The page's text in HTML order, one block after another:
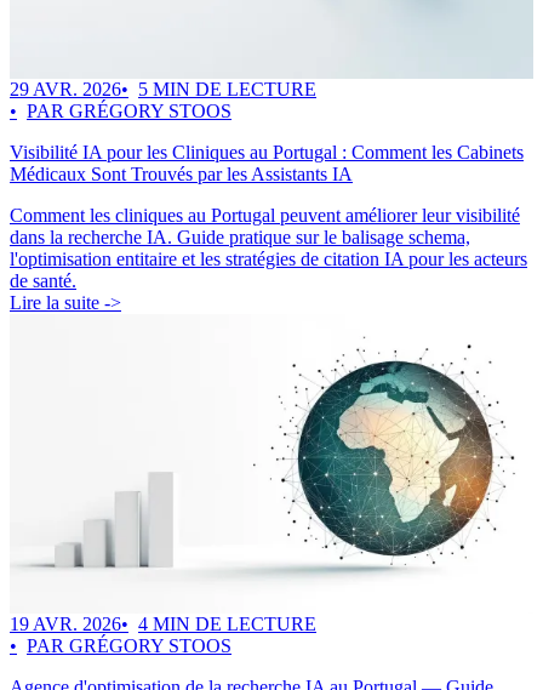
29 AVR. 2026
5 MIN DE LECTURE
PAR GRÉGORY STOOS
Visibilité IA pour les Cliniques au Portugal : Comment les Cabinets
Médicaux Sont Trouvés par les Assistants IA
Comment les cliniques au Portugal peuvent améliorer leur visibilité
dans la recherche IA. Guide pratique sur le balisage schema,
l'optimisation entitaire et les stratégies de citation IA pour les acteurs
de santé.
Lire la suite ->
19 AVR. 2026
4 MIN DE LECTURE
PAR GRÉGORY STOOS